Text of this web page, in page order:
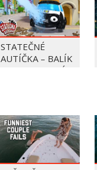
STATEČNÉ
AUTÍČKA – BALÍK
PIERRE PRECLÍK